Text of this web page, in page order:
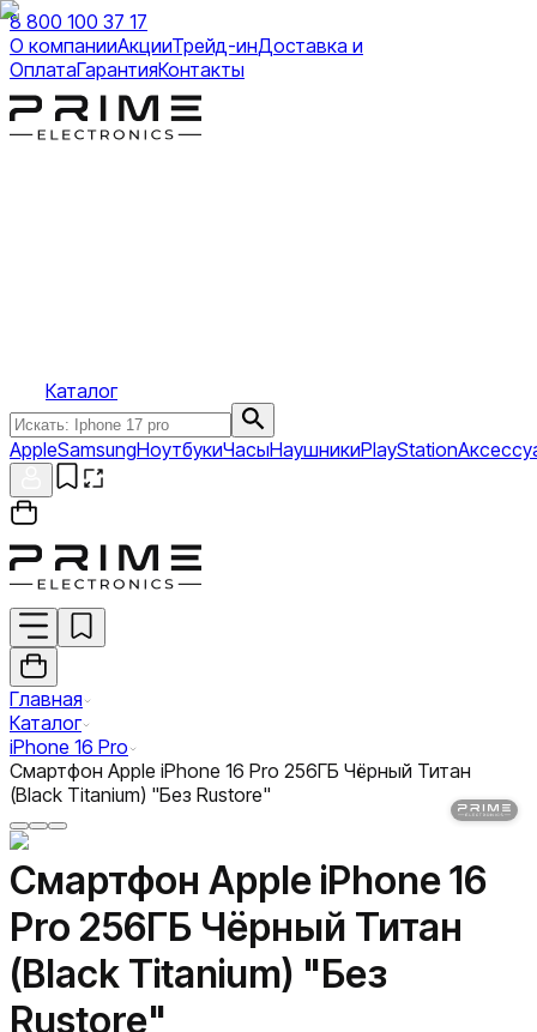
8 800 100 37 17
О компанииАкцииТрейд-инДоставка и
ОплатаГарантияКонтакты
Каталог
AppleSamsungНоутбукиЧасыНаушникиPlayStation
Главная
Каталог
iPhone 16 Pro
Смартфон Apple iPhone 16 Pro 256ГБ Чёрный Титан
(Black Titanium) "Без Rustore"
Смартфон Apple iPhone 16
Pro 256ГБ Чёрный Титан
(Black Titanium) "Без
Rustore"